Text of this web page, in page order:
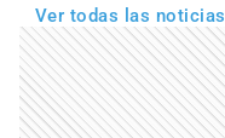
Ver todas las noticias